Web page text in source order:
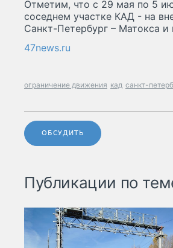
Отметим, что с 29 мая по 5
соседнем участке КАД - на
Санкт-Петербург – Матокса
47news.ru
ограничение движения кад санкт-
ОБСУДИТЬ
Публикации по